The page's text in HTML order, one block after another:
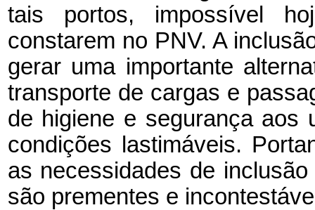
tais portos, impossível
constarem no PNV. A
gerar uma importante
transporte de cargas e
de higiene e segurança aos
condições lastimáveis.
as necessidades de
são prementes e